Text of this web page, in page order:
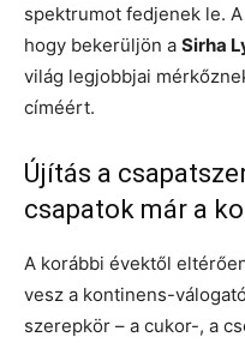
spektrumot fedjenek le.
hogy bekerüljön a Sirha
világ legjobbjai
címéért.
Újítás a
csapatok már a
A korábbi évektől
vesz a kontinens-
szerepkör – a cukor-, a